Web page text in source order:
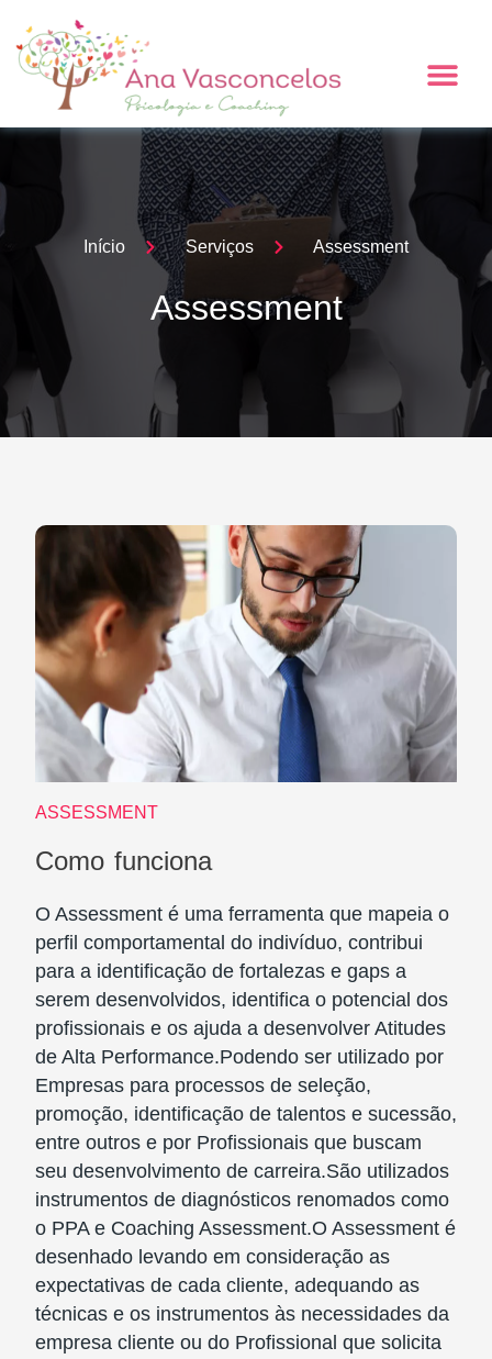
para
conteúdo
Início Serviços Assessment
Assessment
ASSESSMENT
Como funciona
O Assessment é uma ferramenta que mapeia o
perfil comportamental do indivíduo, contribui
para a identificação de fortalezas e gaps a
serem desenvolvidos, identifica o potencial dos
profissionais e os ajuda a desenvolver Atitudes
de Alta Performance.Podendo ser utilizado por
Empresas para processos de seleção,
promoção, identificação de talentos e sucessão,
entre outros e por Profissionais que buscam
seu desenvolvimento de carreira.São utilizados
instrumentos de diagnósticos renomados como
o PPA e Coaching Assessment.O Assessment é
desenhado levando em consideração as
expectativas de cada cliente, adequando as
técnicas e os instrumentos às necessidades da
empresa cliente ou do Profissional que solicita